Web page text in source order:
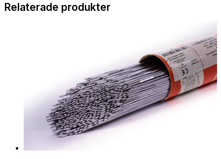
Relaterade produkter